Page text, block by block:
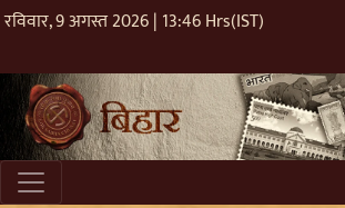
रविवार, 9 अगस्त 2026 | 13:46 Hrs(IST)